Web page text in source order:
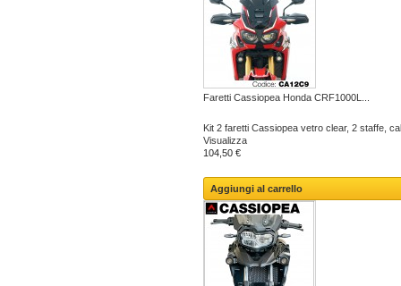
Faretti Cassiopea Honda CRF1000L...
Kit 2 faretti Cassiopea vetro clear, 2 staffe,
Visualizza
104,50 €
Aggiungi al carrello